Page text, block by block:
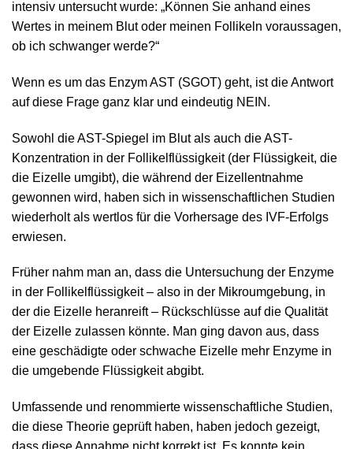
intensiv untersucht wurde: „Können Sie anhand eines
Wertes in meinem Blut oder meinen Follikeln voraussagen,
ob ich schwanger werde?“
Wenn es um das Enzym AST (SGOT) geht, ist die Antwort
auf diese Frage ganz klar und eindeutig NEIN.
Sowohl die AST-Spiegel im Blut als auch die AST-
Konzentration in der Follikelflüssigkeit (der Flüssigkeit, die
die Eizelle umgibt), die während der Eizellentnahme
gewonnen wird, haben sich in wissenschaftlichen Studien
wiederholt als wertlos für die Vorhersage des IVF-Erfolgs
erwiesen.
Früher nahm man an, dass die Untersuchung der Enzyme
in der Follikelflüssigkeit – also in der Mikroumgebung, in
der die Eizelle heranreift – Rückschlüsse auf die Qualität
der Eizelle zulassen könnte. Man ging davon aus, dass
eine geschädigte oder schwache Eizelle mehr Enzyme in
die umgebende Flüssigkeit abgibt.
Umfassende und renommierte wissenschaftliche Studien,
die diese Theorie geprüft haben, haben jedoch gezeigt,